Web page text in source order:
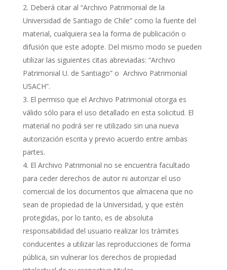
Deberá citar al “Archivo Patrimonial de la
Universidad de Santiago de Chile” como la fuente del
material, cualquiera sea la forma de publicación o
difusión que este adopte. Del mismo modo se pueden
utilizar las siguientes citas abreviadas: “Archivo
Patrimonial U. de Santiago” o Archivo Patrimonial
USACH”.
El permiso que el Archivo Patrimonial otorga es
válido sólo para el uso detallado en esta solicitud. El
material no podrá ser re utilizado sin una nueva
autorización escrita y previo acuerdo entre ambas
partes.
El Archivo Patrimonial no se encuentra facultado
para ceder derechos de autor ni autorizar el uso
comercial de los documentos que almacena que no
sean de propiedad de la Universidad, y que estén
protegidas, por lo tanto, es de absoluta
responsabilidad del usuario realizar los trámites
conducentes a utilizar las reproducciones de forma
pública, sin vulnerar los derechos de propiedad